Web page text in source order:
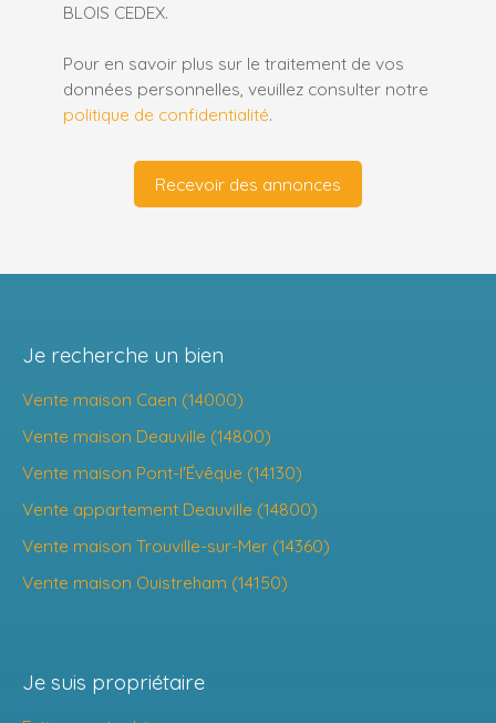
BLOIS CEDEX.
Pour en savoir plus sur le traitement de vos
données personnelles, veuillez consulter notre
politique de confidentialité.
Recevoir des annonces
Je recherche un bien
Vente maison Caen (14000)
Vente maison Deauville (14800)
Vente maison Pont-l'Évêque (14130)
Vente appartement Deauville (14800)
Vente maison Trouville-sur-Mer (14360)
Vente maison Ouistreham (14150)
Je suis propriétaire